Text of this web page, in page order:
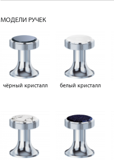
МОДЕЛИ РУЧЕК
чёрный кристалл белый кристалл